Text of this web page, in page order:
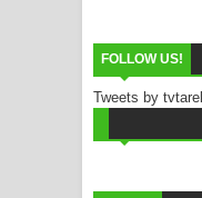
FOLLOW US!
Tweets by